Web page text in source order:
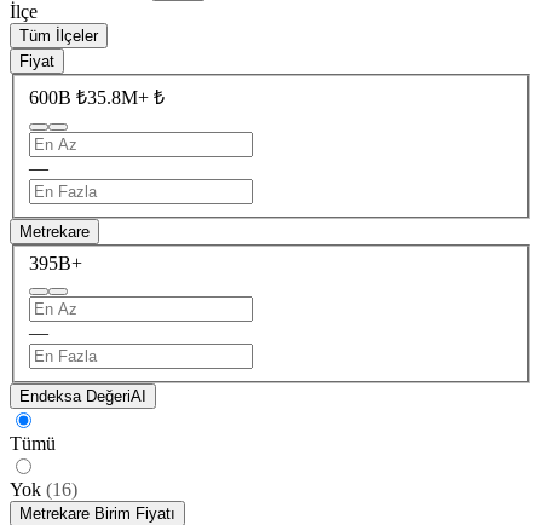
İlçe
Tüm İlçeler
Fiyat
600B ₺35.8M+ ₺
—
Metrekare
395B+
—
Endeksa DeğeriAI
Tümü
Yok (16)
Metrekare Birim Fiyatı